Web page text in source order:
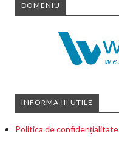
DOMENIU
INFORMAȚII UTILE
Politica de confidențialitate